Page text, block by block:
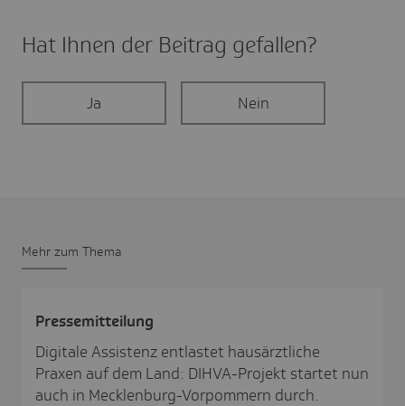
Hat Ihnen der Beitrag gefal­len?
Ja Nein
Mehr zum Thema
Pres­se­mit­tei­lung
Digitale Assistenz entlastet hausärztliche
Praxen auf dem Land: DIHVA-Projekt startet nun
auch in Mecklenburg-Vorpommern durch.